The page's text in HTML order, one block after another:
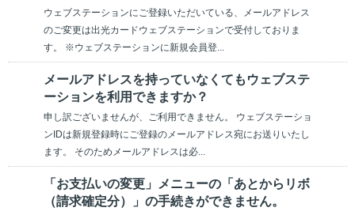
ウェブステーションにご登録いただいている、メールアドレス
のご変更は出光カードウェブステーションで受付しておりま
す。 ※ウェブステーションに新規会員登...
メールアドレスを持っていなくてもウェブステ
ーションを利用できますか？
申し訳ございませんが、ご利用できません。 ウェブステーショ
ンIDは新規登録時にご登録のメールアドレス宛にお送りいたし
ます。 そのためメールアドレスは必...
「お支払いの変更」メニューの「あとからリボ
（請求確定分）」の手続きができません。